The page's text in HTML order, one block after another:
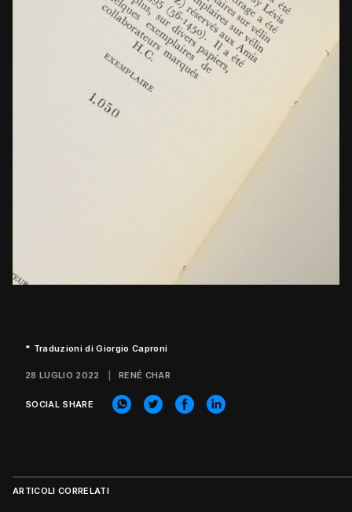
* Traduzioni di Giorgio Caproni
28 LUGLIO 2022 RENÉ CHAR
SOCIAL SHARE
ARTICOLI CORRELATI